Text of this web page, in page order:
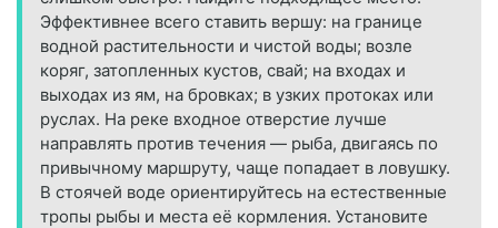
Эффективнее всего ставить вершу: на границе
водной растительности и чистой воды; возле
коряг, затопленных кустов, свай; на входах и
выходах из ям, на бровках; в узких протоках или
руслах. На реке входное отверстие лучше
направлять против течения — рыба, двигаясь по
привычному маршруту, чаще попадает в ловушку.
В стоячей воде ориентируйтесь на естественные
тропы рыбы и места её кормления. Установите